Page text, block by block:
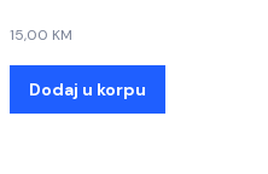
15,00 KM
Dodaj u korpu